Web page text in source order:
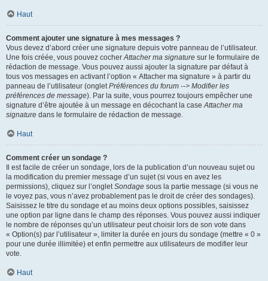
Haut
Comment ajouter une signature à mes messages ?
Vous devez d’abord créer une signature depuis votre panneau de l’utilisateur.
Une fois créée, vous pouvez cocherAttacher ma signature sur le formulaire de
rédaction de message. Vous pouvez aussi ajouter la signature par défaut à
tous vos messages en activant l’option « Attacher ma signature » à partir du
panneau de l’utilisateur (ongletPréférences du forum --> Modifier les
préférences de message). Par la suite, vous pourrez toujours empêcher une
signature d’être ajoutée à un message en décochant la caseAttacher ma
signature dans le formulaire de rédaction de message.
Haut
Comment créer un sondage ?
Il est facile de créer un sondage, lors de la publication d’un nouveau sujet ou
la modification du premier message d’un sujet (si vous en avez les
permissions), cliquez sur l’ongletSondage sous la partie message (si vous ne
le voyez pas, vous n’avez probablement pas le droit de créer des sondages).
Saisissez le titre du sondage et au moins deux options possibles, saisissez
une option par ligne dans le champ des réponses. Vous pouvez aussi indiquer
le nombre de réponses qu’un utilisateur peut choisir lors de son vote dans
« Option(s) par l’utilisateur », limiter la durée en jours du sondage (mettre « 0 »
pour une durée illimitée) et enfin permettre aux utilisateurs de modifier leur
vote.
Haut